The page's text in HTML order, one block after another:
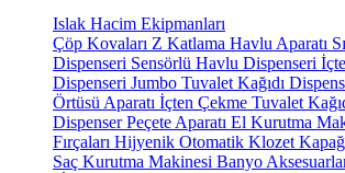
Islak Hacim Ekipmanları
Çöp Kovaları Z Katlama Havlu Aparatı
Dispenseri Sensörlü Havlu Dispenseri
Dispenseri Jumbo Tuvalet Kağıdı
Örtüsü Aparatı İçten Çekme Tuvalet
Dispenser Peçete Aparatı El Kurutma
Fırçaları Hijyenik Otomatik Klozet
Saç Kurutma Makinesi Banyo